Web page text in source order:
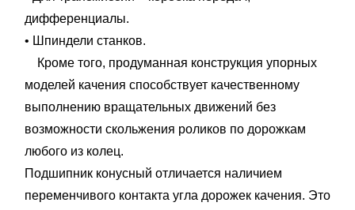
дифференциалы.
• Шпиндели станков.
Кроме того, продуманная конструкция упорных
моделей качения способствует качественному
выполнению вращательных движений без
возможности скольжения роликов по дорожкам
любого из колец.
Подшипник конусный отличается наличием
переменчивого контакта угла дорожек качения. Это